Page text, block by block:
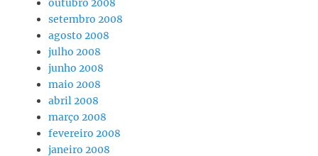
outubro 2008
setembro 2008
agosto 2008
julho 2008
junho 2008
maio 2008
abril 2008
março 2008
fevereiro 2008
janeiro 2008